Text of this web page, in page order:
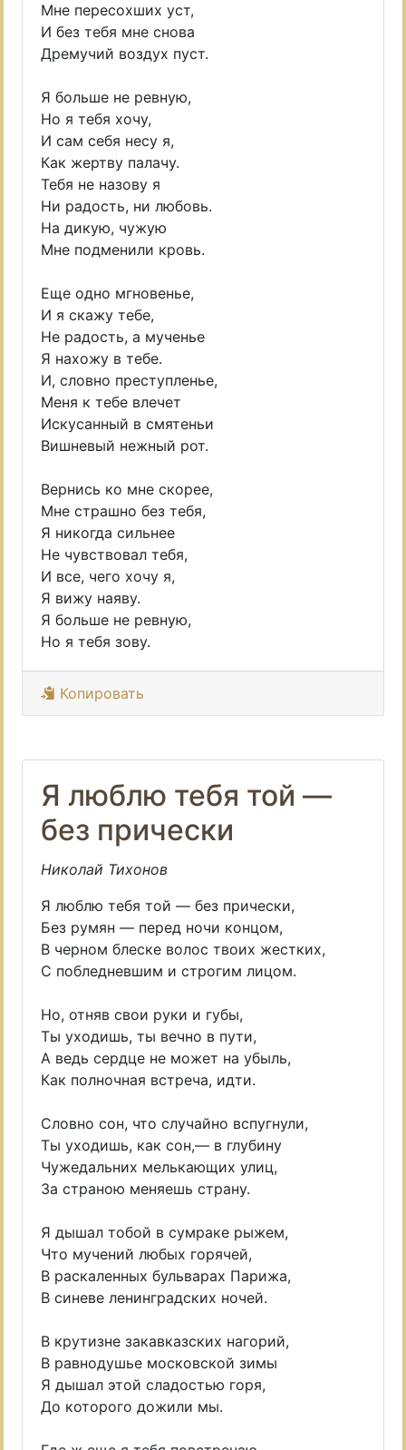
Мне пересохших уст,
И без тебя мне снова
Дремучий воздух пуст.
Я больше не ревную,
Но я тебя хочу,
И сам себя несу я,
Как жертву палачу.
Тебя не назову я
Ни радость, ни любовь.
На дикую, чужую
Мне подменили кровь.
Еще одно мгновенье,
И я скажу тебе,
Не радость, а мученье
Я нахожу в тебе.
И, словно преступленье,
Меня к тебе влечет
Искусанный в смятеньи
Вишневый нежный рот.
Вернись ко мне скорее,
Мне страшно без тебя,
Я никогда сильнее
Не чувствовал тебя,
И все, чего хочу я,
Я вижу наяву.
Я больше не ревную,
Но я тебя зову.
Копировать
Я люблю тебя той —
без прически
Николай Тихонов
Я люблю тебя той — без прически,
Без румян — перед ночи концом,
В черном блеске волос твоих жестких,
С побледневшим и строгим лицом.
Но, отняв свои руки и губы,
Ты уходишь, ты вечно в пути,
А ведь сердце не может на убыль,
Как полночная встреча, идти.
Словно сон, что случайно вспугнули,
Ты уходишь, как сон,— в глубину
Чужедальних мелькающих улиц,
За страною меняешь страну.
Я дышал тобой в сумраке рыжем,
Что мучений любых горячей,
В раскаленных бульварах Парижа,
В синеве ленинградских ночей.
В крутизне закавказских нагорий,
В равнодушье московской зимы
Я дышал этой сладостью горя,
До которого дожили мы.